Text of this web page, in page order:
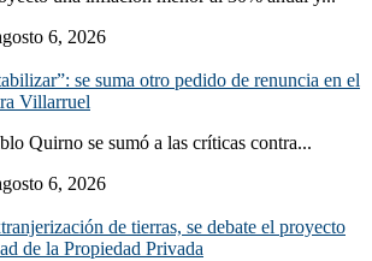
6, 2026
se suma otro pedido de renuncia en el
Villarruel
Quirno se sumó a las críticas contra...
6, 2026
de tierras, se debate el proyecto
de la Propiedad Privada